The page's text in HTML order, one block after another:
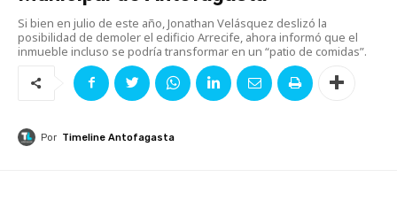
Si bien en julio de este año, Jonathan Velásquez deslizó la
posibilidad de demoler el edificio Arrecife, ahora informó que el
inmueble incluso se podría transformar en un “patio de comidas”.
Por Timeline Antofagasta